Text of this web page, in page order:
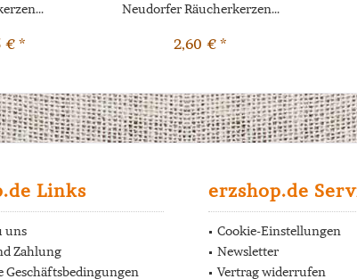
€ *
Neudorfer Räucherkerzen...
2,60 € *
Links
uns
Zahlung
Geschäftsbedingungen
erzshop.de
Cookie-Einstellungen
Newsletter
Vertrag widerrufen